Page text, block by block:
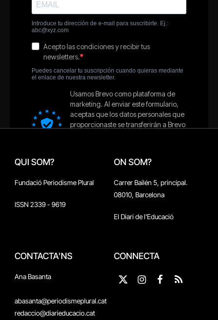
QUI SOM?
Fundació Periodisme Plural
ISSN 2339 - 9619
ON SOM?
Carrer Bailén 5, principal.
08010, Barcelona
El Diari de l'Educació
CONTACTA'NS
Ana Basanta
abasanta@periodismeplural.cat
redaccio@diarieducacio.cat
CONNECTA
X
Instagram
Facebook
RSS